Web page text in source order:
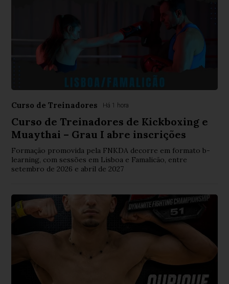
Curso de Treinadores Há 1 hora
Curso de Treinadores de Kickboxing e
Muaythai – Grau I abre inscrições
Formação promovida pela FNKDA decorre em formato b-
learning, com sessões em Lisboa e Famalicão, entre
setembro de 2026 e abril de 2027